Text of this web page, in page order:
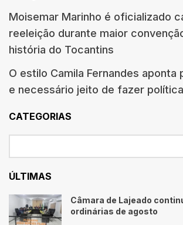
Moisemar Marinho é oficializado
reeleição durante maior
história do Tocantins
O estilo Camila Fernandes aponta
e necessário jeito de fazer política
CATEGORIAS
ÚLTIMAS
Câmara de Lajeado
ordinárias de agosto